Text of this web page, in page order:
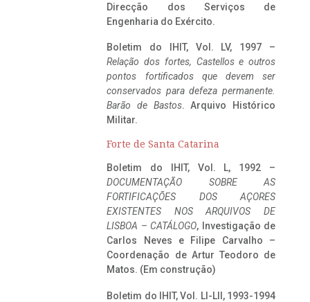
Direcção dos Serviços de
Engenharia do Exército.
Boletim do IHIT, Vol. LV, 1997 –
Relação dos fortes, Castellos e outros
pontos fortificados que devem ser
conservados para defeza permanente.
Barão de Bastos. Arquivo Histórico
Militar.
Forte de Santa Catarina
Boletim do IHIT, Vol. L, 1992 –
DOCUMENTAÇÃO SOBRE AS
FORTIFICAÇÕES DOS AÇORES
EXISTENTES NOS ARQUIVOS DE
LISBOA – CATÁLOGO, Investigação de
Carlos Neves e Filipe Carvalho –
Coordenação de Artur Teodoro de
Matos. (Em construção)
Boletim do IHIT, Vol. LI-LII, 1993-1994